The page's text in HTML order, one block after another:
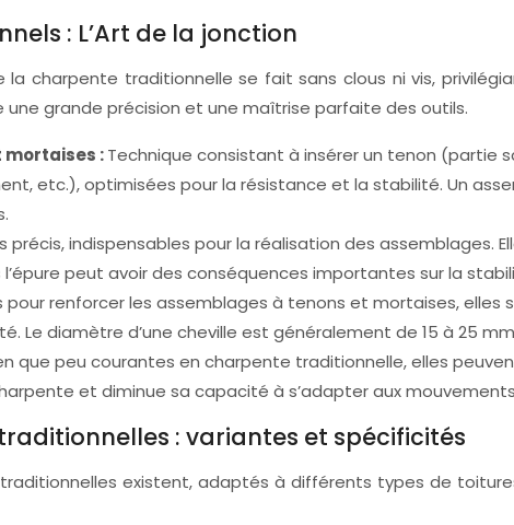
: L’Art de la jonction
la charpente traditionnelle se fait sans clous ni vis,
grande précision et une maîtrise parfaite des outils.
mortaises :Technique consistant à insérer un tenon (partie
etc.), optimisées pour la résistance et la stabilité. Un
précis, indispensables pour la réalisation des assemblages.
peut avoir des conséquences importantes sur la
pour renforcer les assemblages à tenons et mortaises,
Le diamètre d’une cheville est généralement de 15 à 25
que peu courantes en charpente traditionnelle, elles
et diminue sa capacité à s’adapter aux
: variantes et spécificités
existent, adaptés à différents types de